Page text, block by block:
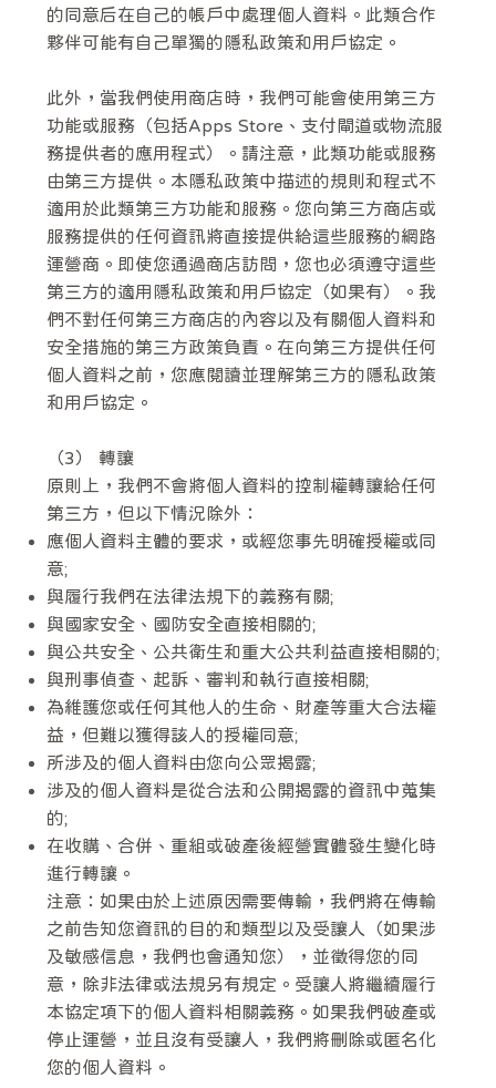
的同意后在自己的帳戶中處理個人資料。此類合作
夥伴可能有自己單獨的隱私政策和用戶協定。
此外，當我們使用商店時，我們可能會使用第三方
功能或服務（包括Apps Store、支付閘道或物流服
務提供者的應用程式）。請注意，此類功能或服務
由第三方提供。本隱私政策中描述的規則和程式不
適用於此類第三方功能和服務。您向第三方商店或
服務提供的任何資訊將直接提供給這些服務的網路
運營商。即使您通過商店訪問，您也必須遵守這些
第三方的適用隱私政策和用戶協定（如果有）。我
們不對任何第三方商店的內容以及有關個人資料和
安全措施的第三方政策負責。在向第三方提供任何
個人資料之前，您應閱讀並理解第三方的隱私政策
和用戶協定。
（3） 轉讓
原則上，我們不會將個人資料的控制權轉讓給任何
第三方，但以下情況除外：
應個人資料主體的要求，或經您事先明確授權或同
意;
與履行我們在法律法規下的義務有關;
與國家安全、國防安全直接相關的;
與公共安全、公共衛生和重大公共利益直接相關的;
與刑事偵查、起訴、審判和執行直接相關;
為維護您或任何其他人的生命、財產等重大合法權
益，但難以獲得該人的授權同意;
所涉及的個人資料由您向公眾揭露;
涉及的個人資料是從合法和公開揭露的資訊中蒐集
的;
在收購、合併、重組或破產後經營實體發生變化時
進行轉讓。
注意：如果由於上述原因需要傳輸，我們將在傳輸
之前告知您資訊的目的和類型以及受讓人（如果涉
及敏感信息，我們也會通知您），並徵得您的同
意，除非法律或法規另有規定。受讓人將繼續履行
本協定項下的個人資料相關義務。如果我們破產或
停止運營，並且沒有受讓人，我們將刪除或匿名化
您的個人資料。